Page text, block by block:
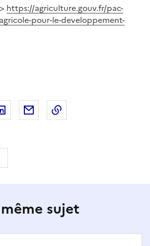
https://agriculture.gouv.fr/pac-
pour-le-developpement-
Facebooksur X (anciennement Twitter)
Partager sur LinkedIn
Partager par email
sujet